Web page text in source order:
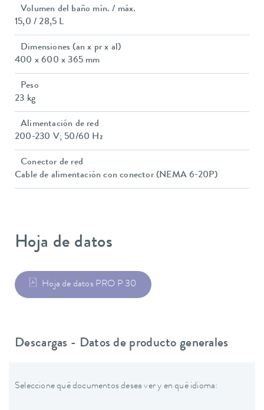
Volumen del baño mín. / máx.
15,0 / 28,5 L
Dimensiones (an x pr x al)
400 x 600 x 365 mm
Peso
23 kg
Alimentación de red
200-230 V; 50/60 Hz
Conector de red
Cable de alimentación con conector (NEMA 6-20P)
Hoja de datos
Hoja de datos PRO P 30
Descargas - Datos de producto generales
Seleccione qué documentos desea ver y en qué idioma: